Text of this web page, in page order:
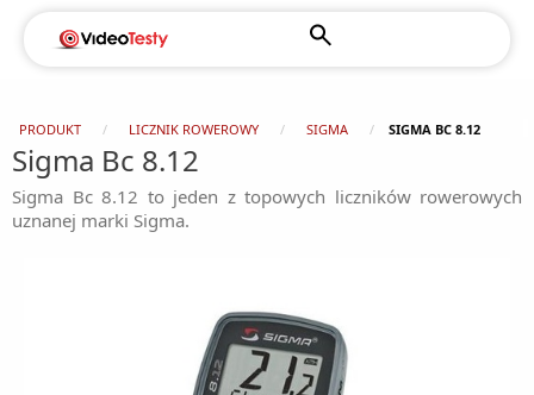
PRODUKT LICZNIK ROWEROWY SIGMA SIGMA BC 8.12
Sigma Bc 8.12
Sigma Bc 8.12 to jeden z topowych liczników rowerowych
uznanej marki Sigma.